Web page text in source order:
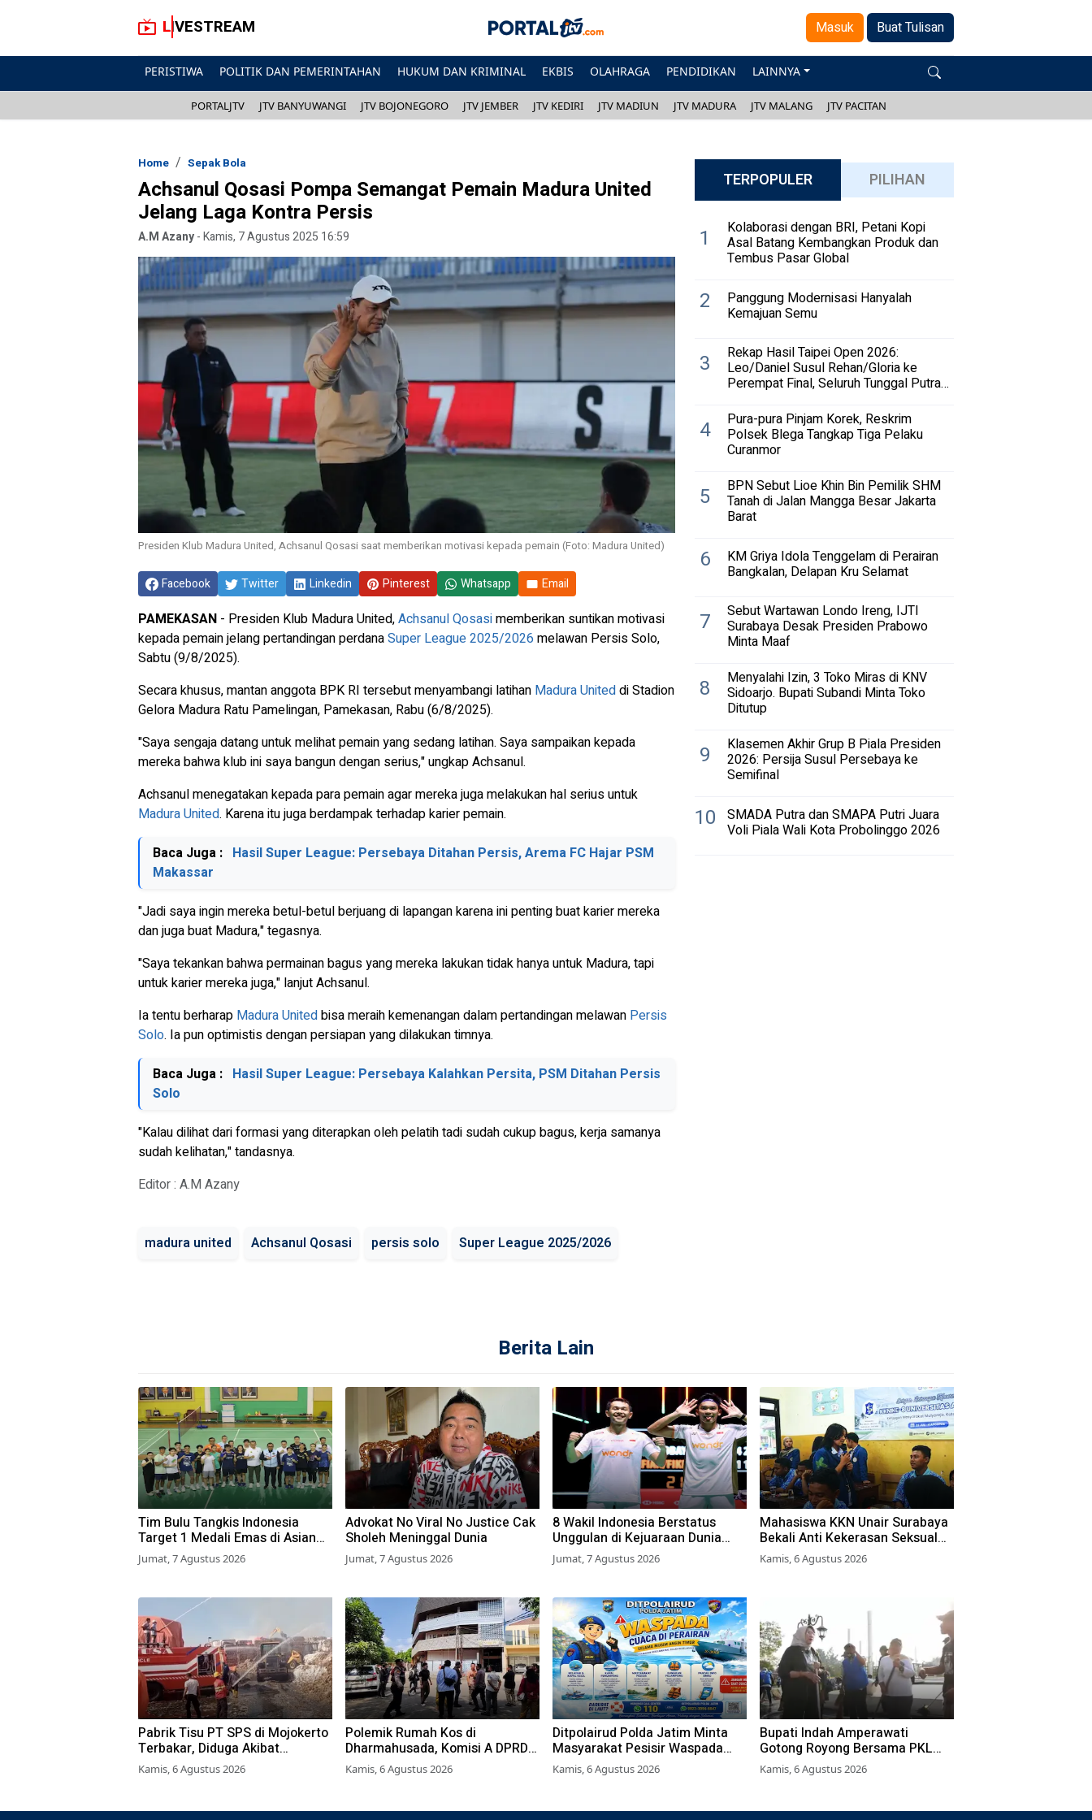
LIVESTREAM Masuk Buat Tulisan
PERISTIWA POLITIK DAN PEMERINTAHAN HUKUM DAN KRIMINAL EKBIS OLAHRAGA PENDIDIKAN LAINNYA
PORTALJTV JTV BANYUWANGI JTV BOJONEGORO JTV JEMBER JTV KEDIRI JTV MADIUN JTV MADURA JTV MALANG JTV PACITAN
Home Sepak Bola
Achsanul Qosasi Pompa Semangat Pemain Madura United
Jelang Laga Kontra Persis
A.M Azany-Kamis, 7 Agustus 2025 16:59
Presiden Klub Madura United, Achsanul Qosasi saat memberikan motivasi kepada pemain (Foto: Madura United)
Facebook Twitter Linkedin Pinterest Whatsapp Email
PAMEKASAN - Presiden Klub Madura United,Achsanul Qosasimemberikan suntikan motivasi
kepada pemain jelang pertandingan perdanaSuper League 2025/2026 melawan Persis Solo,
Sabtu (9/8/2025).
Secara khusus, mantan anggota BPK RI tersebut menyambangi latihan Madura Uniteddi Stadion
Gelora Madura Ratu Pamelingan, Pamekasan, Rabu (6/8/2025).
"Saya sengaja datang untuk melihat pemain yang sedang latihan. Saya sampaikan kepada
mereka bahwa klub ini saya bangun dengan serius," ungkap Achsanul.
Achsanul menegatakan kepada para pemain agar mereka juga melakukan hal serius untuk
Madura United. Karena itu juga berdampak terhadap karier pemain.
Baca Juga : Hasil Super League: Persebaya Ditahan Persis, Arema FC Hajar PSM
Makassar
"Jadi saya ingin mereka betul-betul berjuang di lapangan karena ini penting buat karier mereka
dan juga buat Madura," tegasnya.
"Saya tekankan bahwa permainan bagus yang mereka lakukan tidak hanya untuk Madura, tapi
untuk karier mereka juga," lanjut Achsanul.
Ia tentu berharap Madura Unitedbisa meraih kemenangan dalam pertandingan melawan Persis
Solo. Ia pun optimistis dengan persiapan yang dilakukan timnya.
Baca Juga : Hasil Super League: Persebaya Kalahkan Persita, PSM Ditahan Persis
Solo
"Kalau dilihat dari formasi yang diterapkan oleh pelatih tadi sudah cukup bagus, kerja samanya
sudah kelihatan," tandasnya.
Editor : A.M Azany
madura united Achsanul Qosasi persis solo Super League 2025/2026
TERPOPULER PILIHAN
1 Kolaborasi dengan BRI, Petani Kopi
Asal Batang Kembangkan Produk dan
Tembus Pasar Global
2 Panggung Modernisasi Hanyalah
Kemajuan Semu
3 Rekap Hasil Taipei Open 2026:
Leo/Daniel Susul Rehan/Gloria ke
Perempat Final, Seluruh Tunggal Putra
4 Pura-pura Pinjam Korek, Reskrim
Polsek Blega Tangkap Tiga Pelaku
Curanmor
5 BPN Sebut Lioe Khin Bin Pemilik SHM
Tanah di Jalan Mangga Besar Jakarta
Barat
6 KM Griya Idola Tenggelam di Perairan
Bangkalan, Delapan Kru Selamat
7 Sebut Wartawan Londo Ireng, IJTI
Surabaya Desak Presiden Prabowo
Minta Maaf
8 Menyalahi Izin, 3 Toko Miras di KNV
Sidoarjo. Bupati Subandi Minta Toko
Ditutup
9 Klasemen Akhir Grup B Piala Presiden
2026: Persija Susul Persebaya ke
Semifinal
10 SMADA Putra dan SMAPA Putri Juara
Voli Piala Wali Kota Probolinggo 2026
Berita Lain
Tim Bulu Tangkis Indonesia
Target 1 Medali Emas di Asian
Games 2026
Jumat, 7 Agustus 2026
Advokat No Viral No Justice Cak
Sholeh Meninggal Dunia
Jumat, 7 Agustus 2026
8 Wakil Indonesia Berstatus
Unggulan di Kejuaraan Dunia
BWF 2026, Kans Juara Terbuka
Lebar
Jumat, 7 Agustus 2026
Mahasiswa KKN Unair Surabaya
Bekali Anti Kekerasan Seksual
pada Siswa SMK
Kamis, 6 Agustus 2026
Pabrik Tisu PT SPS di Mojokerto
Terbakar, Diduga Akibat
Pembakaran Lahan Tebu
Kamis, 6 Agustus 2026
Polemik Rumah Kos di
Dharmahusada, Komisi A DPRD
Surabaya Desak Pemkot
Terbitkan Perwali Perda Hunian
Kamis, 6 Agustus 2026
Ditpolairud Polda Jatim Minta
Masyarakat Pesisir Waspada
Cuaca Ekstrem
Kamis, 6 Agustus 2026
Bupati Indah Amperawati
Gotong Royong Bersama PKL
Bersihkan Alun-Alun Lumajang
Kamis, 6 Agustus 2026